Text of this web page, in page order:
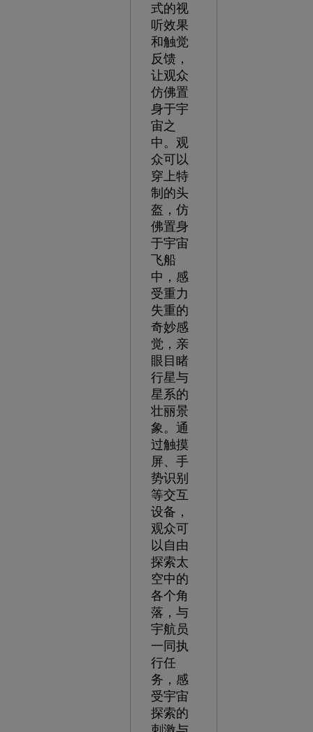
式的视
听效果
和触觉
反馈，
让观众
仿佛置
身于宇
宙之
中。观
众可以
穿上特
制的头
盔，仿
佛置身
于宇宙
飞船
中，感
受重力
失重的
奇妙感
觉，亲
眼目睹
行星与
星系的
壮丽景
象。通
过触摸
屏、手
势识别
等交互
设备，
观众可
以自由
探索太
空中的
各个角
落，与
宇航员
一同执
行任
务，感
受宇宙
探索的